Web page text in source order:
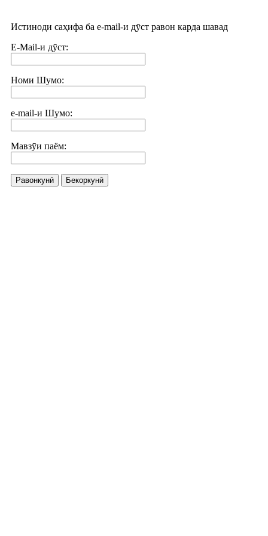
Истиноди саҳифа ба e-mail-и дӯст равон карда шавад
E-Mail-и дӯст:
Номи Шумо:
e-mail-и Шумо:
Мавзӯи паём:
Равонкунӣ Бекоркунӣ